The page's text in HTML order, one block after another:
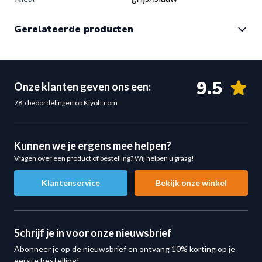
De5kg medicijnbalis perfect voor sporters die hun
oefeningen.
Geschikt voor beginners en gevorderden
Verbetert coördinatie en kracht
Specificaties Medicijnbal 5 kg
Gewicht:
Materiaal: hoogwaardig rubber
Structuur: geribbeld voor extra grip
Gebruik: krachttraining, core training en functionele
Toepassing: thuis en in de sportschool
Gerelateerde producten
Onze klanten geven ons een:
785 beoordelingen op Kiyoh.com
9.5
Kunnen we je ergens mee helpen?
Vragen over een product of bestelling? Wij helpen u graag!
Klantenservice Bekijk onze winkel
Schrijf je in voor onze nieuwsbrief
Abonneer je op de nieuwsbrief en ontvang 10% korting op je